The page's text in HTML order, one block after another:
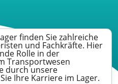
finden Sie zahlreiche
und Fachkräfte. Hier
Rolle in der
Transportwesen
durch unsere
Ihre Karriere im Lager.